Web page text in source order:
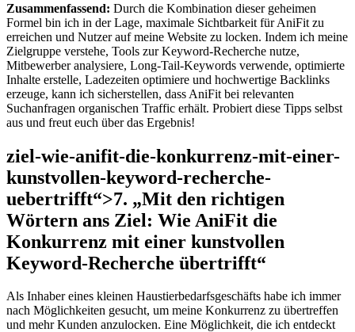
Zusammenfassend: ⁣Durch die Kombination dieser geheimen
Formel bin ⁤ich in der Lage, maximale Sichtbarkeit​ für AniFit zu
erreichen‍ und Nutzer auf meine ​Website ​zu locken. Indem ich​ meine‍
Zielgruppe ⁤verstehe, Tools zur ​Keyword-Recherche nutze,
Mitbewerber analysiere,​ Long-Tail-Keywords verwende, optimierte
Inhalte erstelle, Ladezeiten optimiere und hochwertige ⁢Backlinks
erzeuge, kann ich ‍sicherstellen, dass ‍AniFit ​bei relevanten
Suchanfragen organischen Traffic erhält. Probiert diese Tipps selbst⁣
aus und freut euch über‌ das Ergebnis!
ziel-wie-anifit-die-konkurrenz-mit-einer-
kunstvollen-keyword-recherche-
uebertrifft“>7. „Mit den⁣ richtigen⁣
Wörtern ans‍ Ziel:​ Wie ⁢AniFit die
Konkurrenz mit einer kunstvollen
Keyword-Recherche‍ übertrifft“
Als Inhaber eines ⁢kleinen ⁤Haustierbedarfsgeschäfts habe ich ‌immer
⁢nach Möglichkeiten gesucht, um meine Konkurrenz zu übertreffen‍
und mehr‍ Kunden anzulocken. Eine Möglichkeit, die ich entdeckt‍